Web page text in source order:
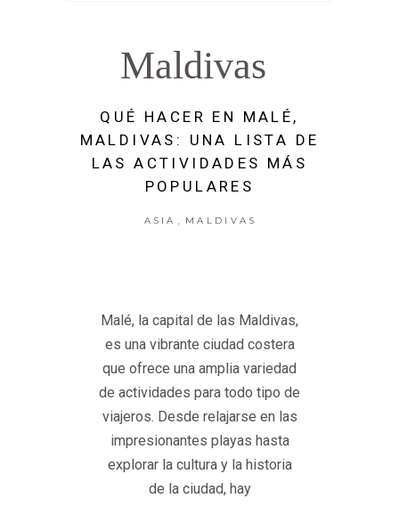
Maldivas
QUÉ HACER EN MALÉ,
MALDIVAS: UNA LISTA DE
LAS ACTIVIDADES MÁS
POPULARES
ASIA , MALDIVAS
Malé, la capital de las Maldivas,
es una vibrante ciudad costera
que ofrece una amplia variedad
de actividades para todo tipo de
viajeros. Desde relajarse en las
impresionantes playas hasta
explorar la cultura y la historia
de la ciudad, hay